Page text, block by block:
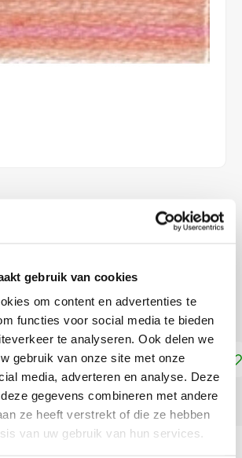
gebruik van cookies
om content en advertenties te
functies voor social media te bieden
te analyseren. Ook delen we
gebruik van onze site met onze
media, adverteren en analyse. Deze
gegevens combineren met andere
ze heeft verstrekt of die ze hebben
van uw gebruik van hun services.
OF "DMC LIGHT
ONTVANG JE EEN KORTING VAN
PRODUCT.
Toevoegen aan winkelwagen